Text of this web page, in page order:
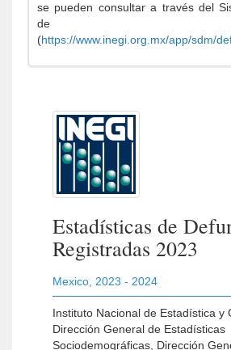
se pueden consultar a través del
de
(https://www.inegi.org.mx/app/sdm/
Estadísticas de
Registradas 2023
Mexico 2023 - 2024
Instituto Nacional de Estadística y
Dirección General de Estadísticas
Sociodemográficas, Dirección